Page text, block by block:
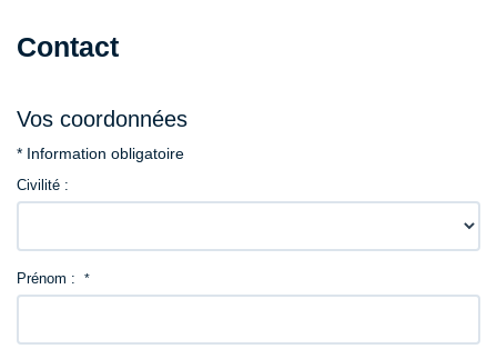
Vendre
Estimation
Agences
Contact
Contact
Vos coordonnées
* Information obligatoire
Civilité :
Prénom : *